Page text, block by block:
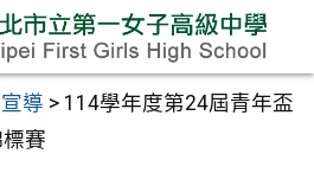
導 > 114學年度第24屆青年盃
賽